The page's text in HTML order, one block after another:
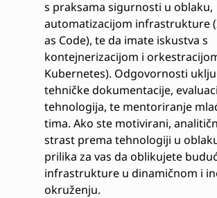
s praksama sigurnosti u oblaku,
automatizacijom infrastrukture
as Code), te da imate iskustva s
kontejnerizacijom i
Kubernetes). Odgovornosti
tehničke dokumentacije,
tehnologija, te mentoriranje
tima. Ako ste motivirani,
strast prema tehnologiji u
prilika za vas da oblikujete
infrastrukture u dinamičnom i
okruženju.